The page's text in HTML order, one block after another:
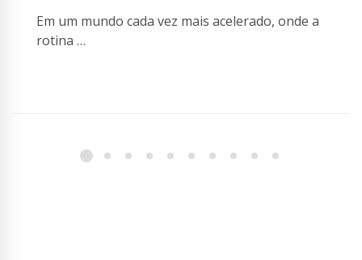
Em um mundo cada vez mais acelerado, onde a
rotina …